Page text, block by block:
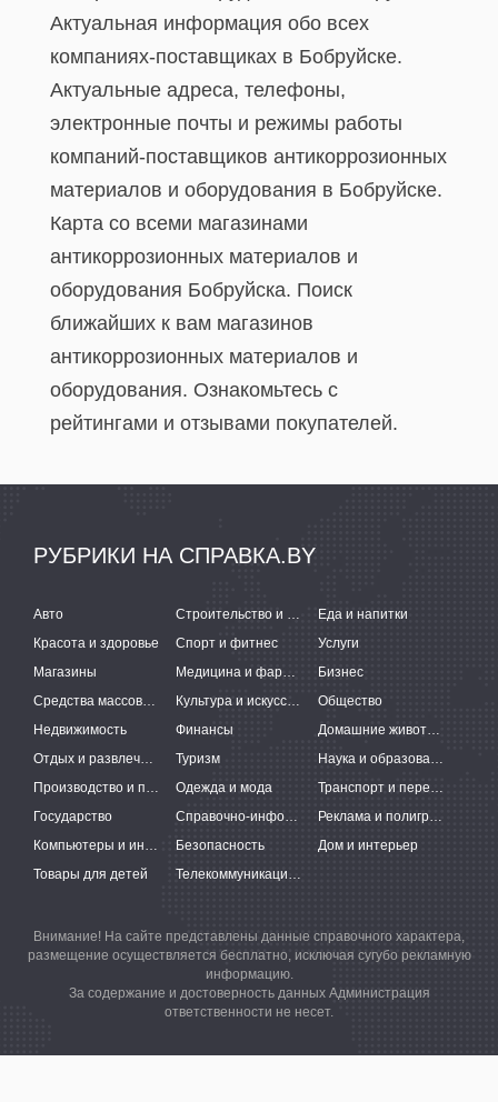
Актуальная информация обо всех
компаниях-поставщиках в Бобруйске.
Актуальные адреса, телефоны,
электронные почты и режимы работы
компаний-поставщиков антикоррозионных
материалов и оборудования в Бобруйске.
Карта со всеми магазинами
антикоррозионных материалов и
оборудования Бобруйска. Поиск
ближайших к вам магазинов
антикоррозионных материалов и
оборудования. Ознакомьтесь с
рейтингами и отзывами покупателей.
РУБРИКИ НА СПРАВКА.BY
Авто Строительство и ремонт
Еда и напитки
Красота и здоровье
Спорт и фитнес
Услуги
Магазины
Медицина и фармацевтика
Бизнес
Средства массовой информации
Культура и искусство
Общество
Недвижимость
Финансы
Домашние животные
Отдых и развлечения
Туризм
Наука и образование
Производство и поставки
Одежда и мода
Транспорт и перевозки
Государство
Справочно-информационные системы
Реклама и полиграфия
Компьютеры и интернет
Безопасность
Дом и интерьер
Товары для детей
Телекоммуникации и связь
Внимание! На сайте представлены данные справочного характера,
размещение осуществляется бесплатно, исключая сугубо рекламную
информацию.
За содержание и достоверность данных Администрация
ответственности не несет.